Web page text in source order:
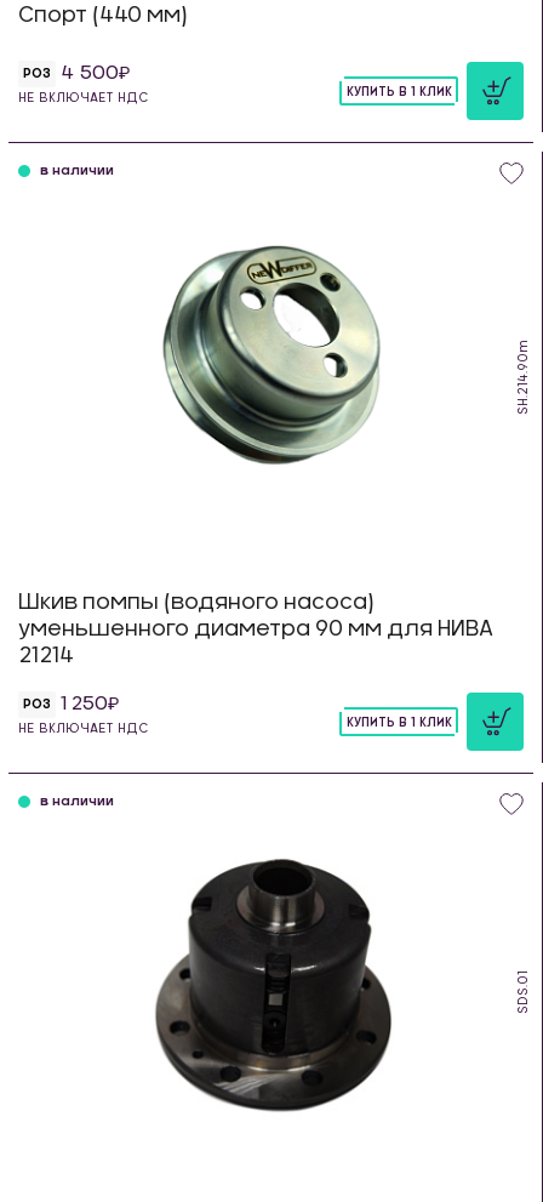
Спорт (440 мм)
РОЗ 4 500
НЕ ВКЛЮЧАЕТ НДС
КУПИТЬ В 1 КЛИК
SH.214.90m
в наличии
Шкив помпы (водяного насоса)
уменьшенного диаметра 90 мм для НИВА
21214
РОЗ 1 250
НЕ ВКЛЮЧАЕТ НДС
КУПИТЬ В 1 КЛИК
SDS.01
в наличии